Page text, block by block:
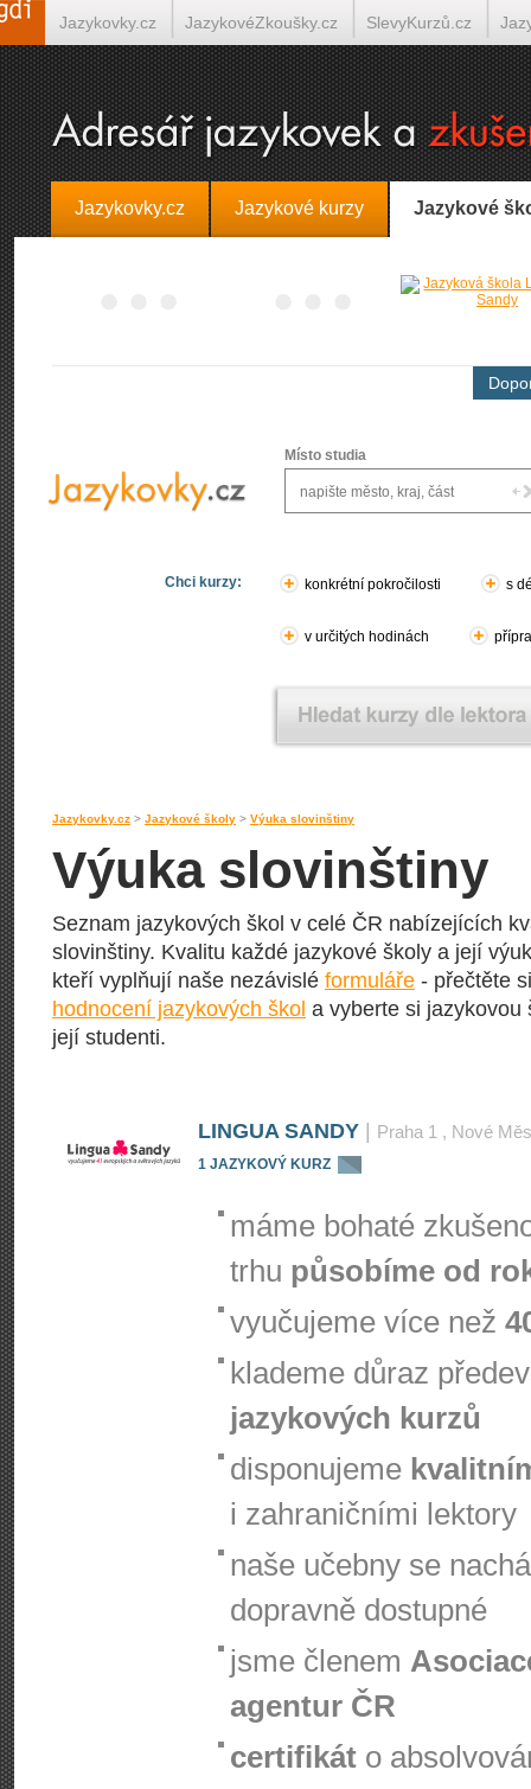
Jazykovky.cz Jazykové kurzy Jazykové
Místo studia
Chci kurzy: konkrétní pokročilosti s
v určitých hodinách
Jazykovky.cz > Jazykové školy > Výuka slovinštiny
Výuka slovinštiny
Seznam jazykových škol v celé ČR nabízejících
slovinštiny. Kvalitu každé jazykové školy a její
kteří vyplňují naše nezávislé formuláře - přečtěte
hodnocení jazykových škol a vyberte si jazykovou
její studenti.
LINGUA SANDY Praha 1 , Nové
1 JAZYKOVÝ KURZ sl
máme bohaté
trhu působíme od
vyučujeme více než
klademe důraz
jazykových kurzů
disponujeme
i zahraničními lektory
naše učebny se
dopravně dostupné
jsme členem
agentur ČR
certifikát o
Jazykovky.cz JazykovéZkoušky.cz SlevyKurzů.cz
Španělština on-line Italština on-line Tlumočení-